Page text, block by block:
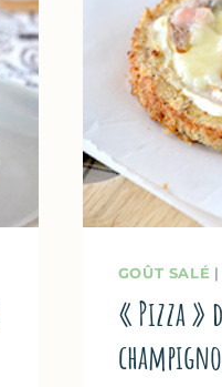
GOÛT SALÉ |
« Pizza »